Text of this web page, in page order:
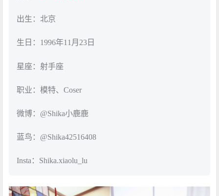
出生：北京
生日：1996年11月23日
星座：射手座
职业：模特、Coser
微博：@Shika小鹿鹿
蓝鸟：@Shika42516408
Insta：Shika.xiaolu_lu